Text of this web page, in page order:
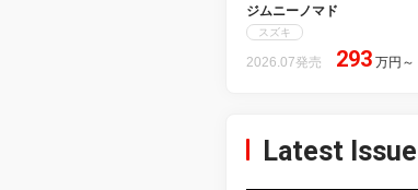
ジムニーノマド
スズキ
2026.07発売 293 万円 ～
Latest Issue